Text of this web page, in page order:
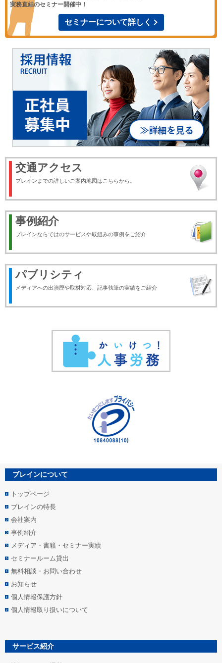
実務直結のセミナー開催中！
セミナーについて詳しく
交通アクセス
ブレインまでの詳しいご案内地図はこちらから。
事例紹介
ブレインならではのサービスや取組みの事例をご紹介
パブリシティ
メディアへの出演歴や取材対応、記事執筆の実績をご紹介
ブレインについて
トップページ
ブレインの特長
会社案内
事例紹介
メディア・書籍・セミナー実績
セミナールーム貸出
無料相談・お問い合わせ
お知らせ
個人情報保護方針
個人情報取り扱いについて
サービス紹介